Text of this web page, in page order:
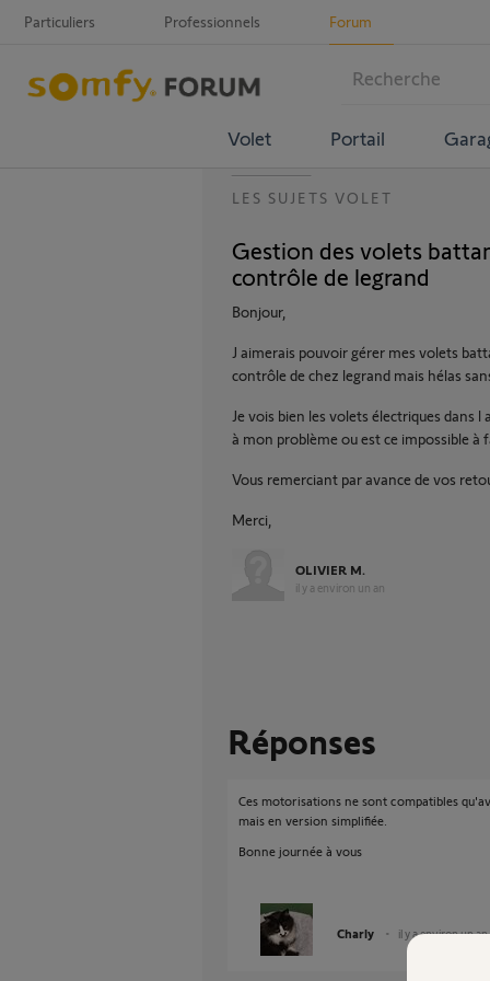
Particuliers Professionnels Forum
Volet Portail
LES SUJETS VOLET
Gestion des volets
contrôle de legrand
Bonjour,
J aimerais pouvoir gérer mes volets
contrôle de chez legrand mais hélas
Je vois bien les volets électriques dans
à mon problème ou est ce impossible à
Vous remerciant par avance de vos
Merci,
OLIVIER M.
il y a environ un an
Réponses
Ces motorisations ne sont compatibles
mais en version simplifiée.
Bonne journée à vous
Charly il y a environ un an